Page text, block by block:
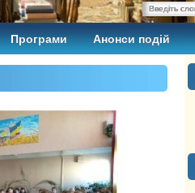
Програми Анонси подій